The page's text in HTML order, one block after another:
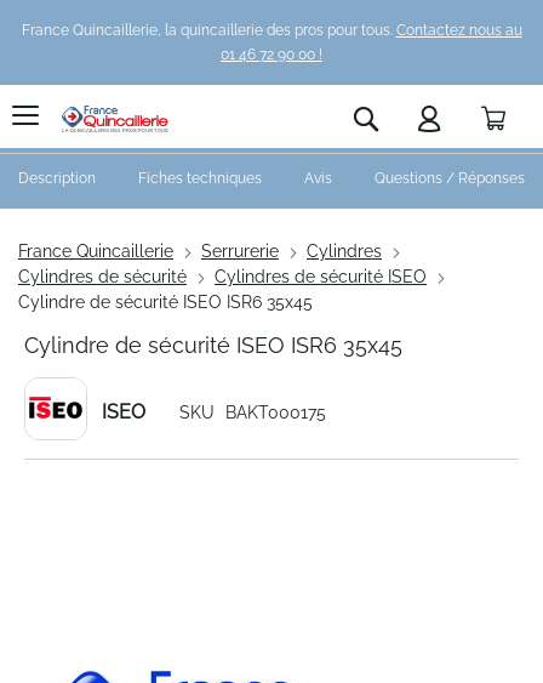
France Quincaillerie, la quincaillerie des pros pour tous. Contactez nous au
01 46 72 90 00 !
Rechercher
France Quincaillerie Serrurerie
Cylindres
Cylindres de sécurité
Cylindres de sécurité ISEO
Cylindre de sécurité ISEO ISR6 35x45
Cylindre de sécurité ISEO ISR6 35x45
ISEO SKU BAKT000175
Description Fiches techniques Avis Questions / Réponses